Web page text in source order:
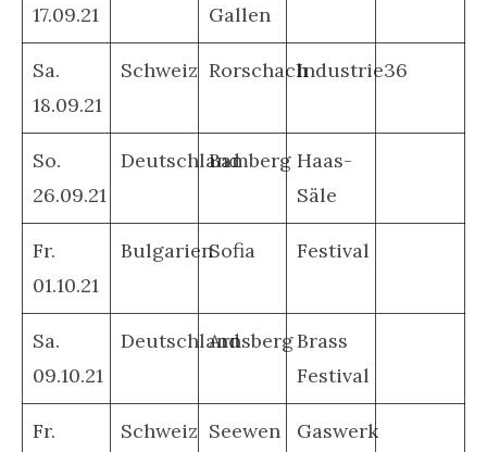
17.09.21
Gallen
Sa.
18.09.21
Schweiz RorschachIndustrie36
So.
26.09.21
DeutschlandBamberg Haas-
Säle
Fr.
01.10.21
BulgarienSofia Festival
Sa.
09.10.21
DeutschlandArnsbergBrass
Festival
Fr.
Schweiz Seewen Gaswerk